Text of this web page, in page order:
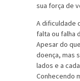
sua força de
A dificuldade
falta ou falha
Apesar do
doença, mas
lados e a
Conhecendo